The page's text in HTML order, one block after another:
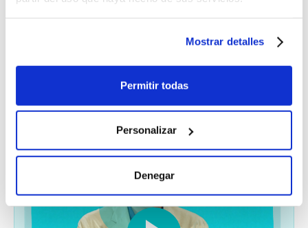
Mostrar detalles
Permitir todas
Personalizar
Denegar
decesos que llega para
funerario”